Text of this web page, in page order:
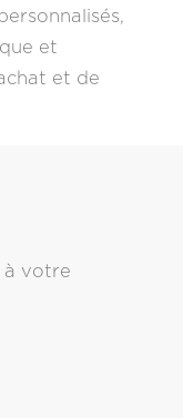
et
et de
à votre